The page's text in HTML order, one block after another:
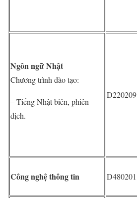
Ngôn ngữ Nhật
Chương trình đào tạo:
– Tiếng Nhật biên, phiên
dịch.
D220209
Công nghệ thông tin D480201